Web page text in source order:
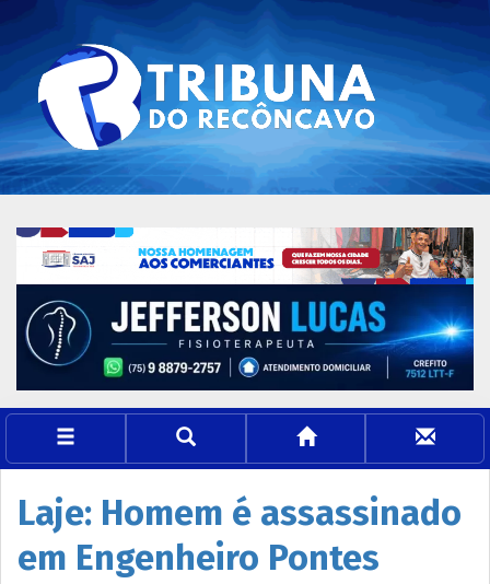
Laje: Homem é assassinado
em Engenheiro Pontes